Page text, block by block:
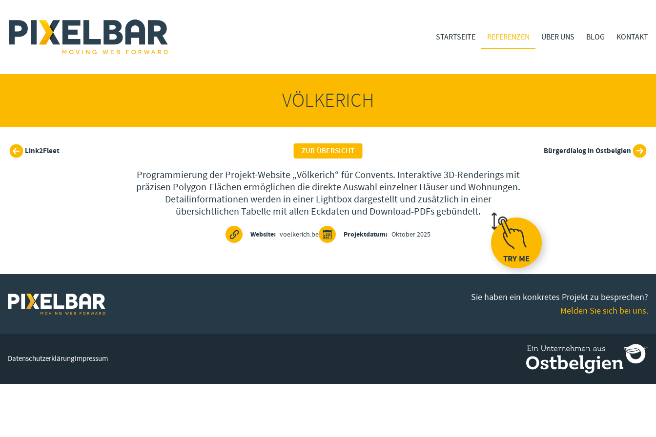
STARTSEITE REFERENZEN ÜBER UNS BLOG KONTAKT
VÖLKERICH
Link2Fleet ZUR ÜBERSICHT Bürgerdialog in Ostbelgien
Programmierung der Projekt-Website „Völkerich“ für Convents. Interaktive 3D-Renderings mit
präzisen Polygon-Flächen ermöglichen die direkte Auswahl einzelner Häuser und Wohnungen.
Detailinformationen werden in einer Lightbox dargestellt und zusätzlich in einer
übersichtlichen Tabelle mit allen Eckdaten und Download-PDFs gebündelt.
Website: voelkerich.be Projektdatum: Oktober 2025
TRY ME
Sie haben ein konkretes Projekt zu besprechen?
Melden Sie sich bei uns.
DatenschutzerklärungImpressum